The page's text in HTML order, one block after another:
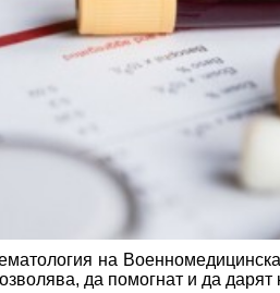
на
да помогнат и да дарят